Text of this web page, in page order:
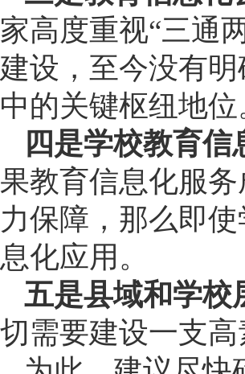
家高度重视“三通
建设，至今没有
中的关键枢纽地位
四是学校教育
果教育信息化服
力保障，那么即
息化应用。
五是县域和学校
切需要建设一支